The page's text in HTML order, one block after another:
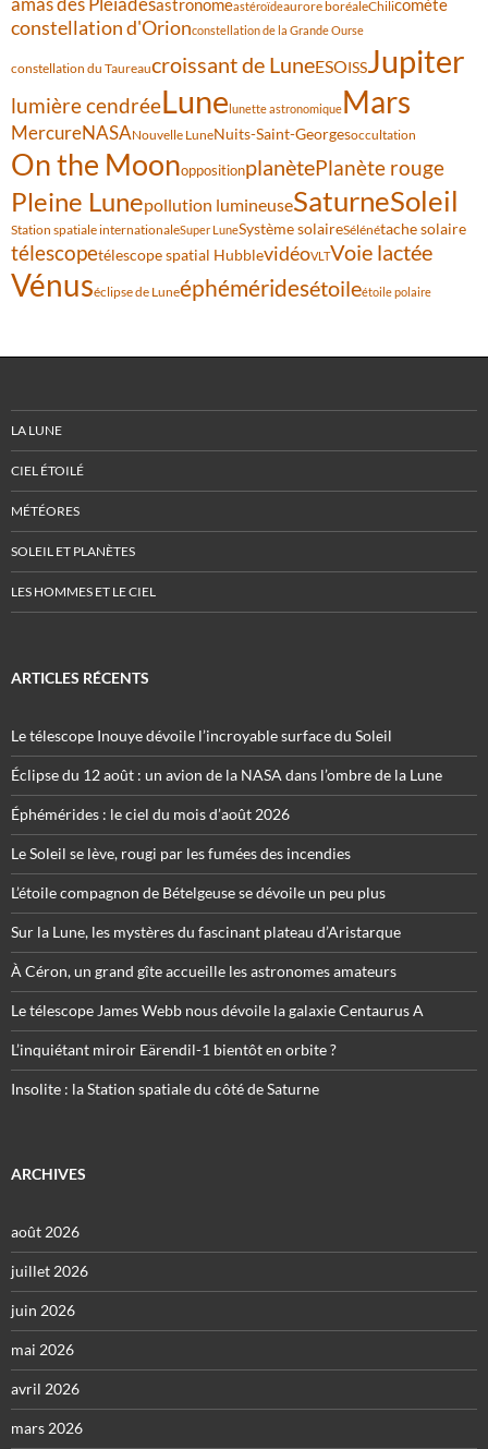
astronomeastéroïdeaurore boréaleChilicomète
constellation d'Orionconstellation de la Grande Ourse
constellation du Taureaucroissant de LuneESOISSJupiter
lumière cendréeLunelunette astronomiqueMars
MercureNASANouvelle LuneNuits-Saint-Georgesoccultation
On the MoonoppositionplanètePlanète rouge
Pleine Lunepollution lumineuseSaturneSoleil
Station spatiale internationaleSuper LuneSystème solaireSélénétache solaire
télescopetélescope spatial HubblevidéoVLTVoie lactée
Vénuséclipse de Luneéphéméridesétoileétoile polaire
LA LUNE
CIEL ÉTOILÉ
MÉTÉORES
SOLEIL ET PLANÈTES
LES HOMMES ET LE CIEL
ARTICLES RÉCENTS
Le télescope Inouye dévoile l’incroyable surface du Soleil
Éclipse du 12 août : un avion de la NASA dans l’ombre de la Lune
Éphémérides : le ciel du mois d’août 2026
Le Soleil se lève, rougi par les fumées des incendies
L’étoile compagnon de Bételgeuse se dévoile un peu plus
Sur la Lune, les mystères du fascinant plateau d’Aristarque
À Céron, un grand gîte accueille les astronomes amateurs
Le télescope James Webb nous dévoile la galaxie Centaurus A
L’inquiétant miroir Eärendil-1 bientôt en orbite ?
Insolite : la Station spatiale du côté de Saturne
ARCHIVES
août 2026
juillet 2026
juin 2026
mai 2026
avril 2026
mars 2026